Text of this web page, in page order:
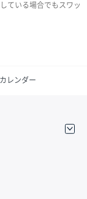
ている場合でもスワッ
レンダー